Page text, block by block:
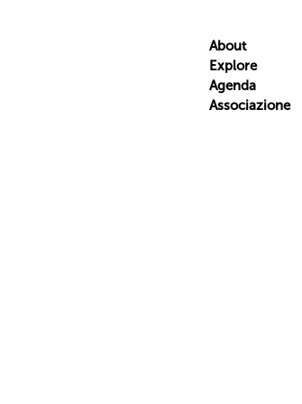
About
Explore
Agenda
Associazione